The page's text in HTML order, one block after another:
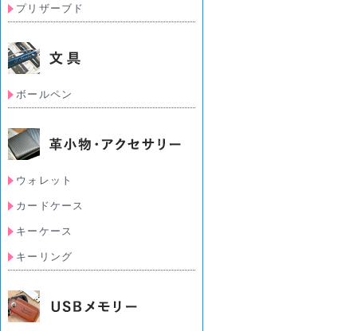
プリザーブド
ボールペン
ウォレット
カードケース
キーケース
キーリング